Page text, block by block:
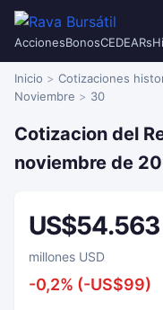
AccionesBonosCEDEARs
Inicio Cotizaciones
Noviembre
30
Cotizacion del
noviembre de
US$54.563
millones USD
-0,2% (-US$99)